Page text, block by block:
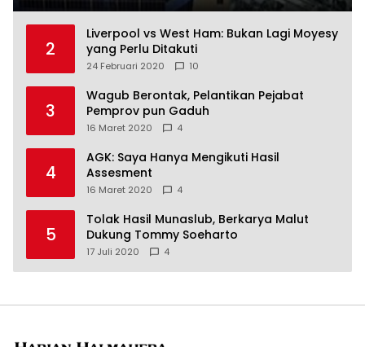
2
Liverpool vs West Ham: Bukan Lagi Moyesy
yang Perlu Ditakuti
24 Februari 2020 10
3
Wagub Berontak, Pelantikan Pejabat
Pemprov pun Gaduh
16 Maret 2020 4
4
AGK: Saya Hanya Mengikuti Hasil
Assesment
16 Maret 2020 4
5
Tolak Hasil Munaslub, Berkarya Malut
Dukung Tommy Soeharto
17 Juli 2020 4